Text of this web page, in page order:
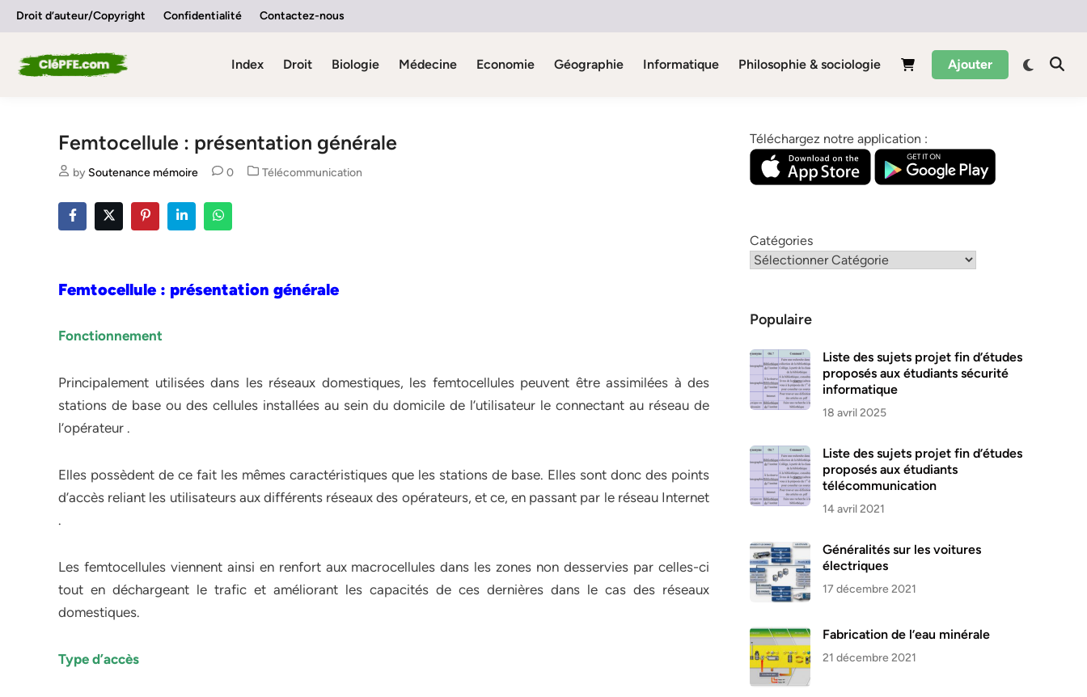
SkipDroit d’auteur/Copyright Confidentialité Contactez-nous
Index Droit Biologie Médecine Economie Géographie Informatique Philosophie & sociologie Ajouter
Femtocellule : présentation générale
by Soutenance mémoire 0
Posted
Télécommunication
Femtocellule : présentation générale
Fonctionnement
Principalement utilisées dans les réseaux domestiques, les femtocellules peuvent être assimilées à des
stations de base ou des cellules installées au sein du domicile de l’utilisateur le connectant au réseau de
l’opérateur .
Elles possèdent de ce fait les mêmes caractéristiques que les stations de base. Elles sont donc des points
d’accès reliant les utilisateurs aux différents réseaux des opérateurs, et ce, en passant par le réseau Internet
.
Les femtocellules viennent ainsi en renfort aux macrocellules dans les zones non desservies par celles-ci
tout en déchargeant le trafic et améliorant les capacités de ces dernières dans le cas des réseaux
domestiques.
Type d’accès
Téléchargez notre application :
Catégories
Populaire
Liste des sujets projet fin d’études
proposés aux étudiants sécurité
informatique
18 avril 2025
Liste des sujets projet fin d’études
proposés aux étudiants
télécommunication
14 avril 2021
Généralités sur les voitures
électriques
17 décembre 2021
Fabrication de l’eau minérale
21 décembre 2021